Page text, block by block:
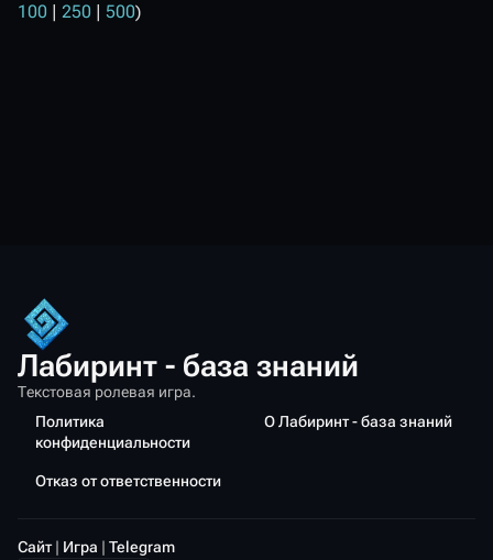
100 | 250 | 500)
Лабиринт - база знаний
Текстовая ролевая игра.
Политика
конфиденциальности
О Лабиринт - база знаний
Отказ от ответственности
Сайт| Игра | Telegram